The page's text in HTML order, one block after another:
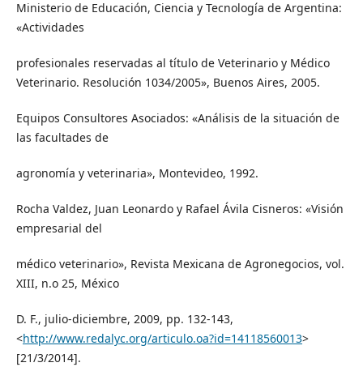
Ministerio de Educación, Ciencia y Tecnología de Argentina:
«Actividades
profesionales reservadas al título de Veterinario y Médico
Veterinario. Resolución 1034/2005», Buenos Aires, 2005.
Equipos Consultores Asociados: «Análisis de la situación de
las facultades de
agronomía y veterinaria», Montevideo, 1992.
Rocha Valdez, Juan Leonardo y Rafael Ávila Cisneros: «Visión
empresarial del
médico veterinario», Revista Mexicana de Agronegocios, vol.
XIII, n.o 25, México
D. F., julio-diciembre, 2009, pp. 132-143,
<http://www.redalyc.org/articulo.oa?id=14118560013>
[21/3/2014].